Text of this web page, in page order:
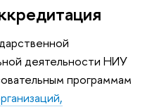
деятельности НИУ
программам